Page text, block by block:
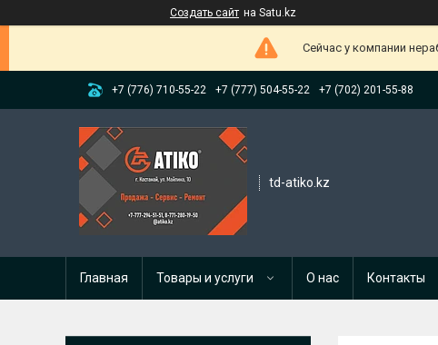
Создать сайт на Satu.kz
Сейчас у компании
+7 (776) 710-55-22 +7 (777) 504-55-22 +7 (702) 201-55-88
td-atiko.kz
Главная Товары и услуги О нас Контакты